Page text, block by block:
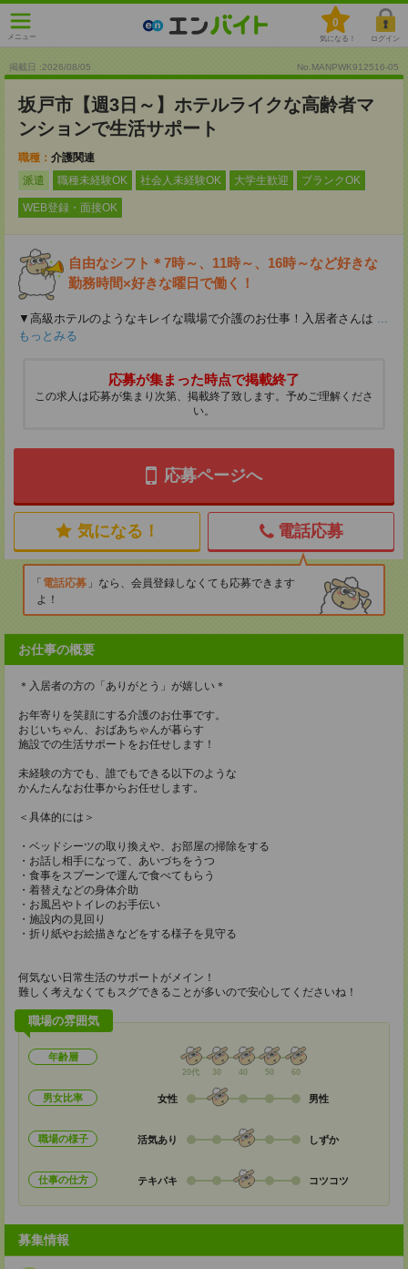
メニュー
0
気になる！ ログイン
掲載日 :2026/08/05 No.MANPWK912516-05
坂戸市【週3日～】ホテルライクな高齢者マ
ンションで生活サポート
職種： 介護関連
派遣
職種未経験OK 社会人未経験OK 大学生歓迎 ブランクOK
WEB登録・面接OK
自由なシフト＊7時～、11時～、16時～など好きな
勤務時間×好きな曜日で働く！
▼高級ホテルのようなキレイな職場で介護のお仕事！入居者さんは ...
もっとみる
応募が集まった時点で掲載終了
この求人は応募が集まり次第、掲載終了致します。予めご理解くださ
い。
応募ページへ
気になる！ 電話応募
電話応募
なら、会員登録しなくても応募できます
よ！
お仕事の概要
＊入居者の方の「ありがとう」が嬉しい＊
お年寄りを笑顔にする介護のお仕事です。
おじいちゃん、おばあちゃんが暮らす
施設での生活サポートをお任せします！
未経験の方でも、誰でもできる以下のような
かんたんなお仕事からお任せします。
＜具体的には＞
・ベッドシーツの取り換えや、お部屋の掃除をする
・お話し相手になって、あいづちをうつ
・食事をスプーンで運んで食べてもらう
・着替えなどの身体介助
・お風呂やトイレのお手伝い
・施設内の見回り
・折り紙やお絵描きなどをする様子を見守る
何気ない日常生活のサポートがメイン！
難しく考えなくてもスグできることが多いので安心してくださいね！
職場の雰囲気
年齢層
20代 30 40 50 60
男女比率 女性 男性
職場の様子 活気あり しずか
仕事の仕方 テキパキ コツコツ
募集情報